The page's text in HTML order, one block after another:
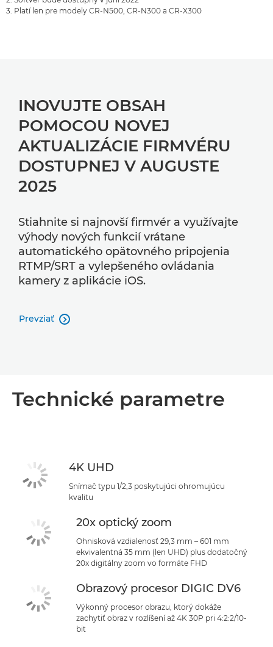
3. Platí len pre modely CR-N500, CR-N300 a CR-X300
INOVUJTE OBSAH
POMOCOU NOVEJ
AKTUALIZÁCIE FIRMVÉRU
DOSTUPNEJ V AUGUSTE
2025
Stiahnite si najnovší firmvér a využívajte
výhody nových funkcií vrátane
automatického opätovného pripojenia
RTMP/SRT a vylepšeného ovládania
kamery z aplikácie iOS.
Prevziať 
Technické parametre
4K UHD
Snímač typu 1/2,3 poskytujúci ohromujúcu
kvalitu
20x optický zoom
Ohnisková vzdialenosť 29,3 mm – 601 mm
ekvivalentná 35 mm (len UHD) plus dodatočný
20x digitálny zoom vo formáte FHD
Obrazový procesor DIGIC DV6
Výkonný procesor obrazu, ktorý dokáže
zachytiť obraz v rozlíšení až 4K 30P pri 4:2:2/10-
bit